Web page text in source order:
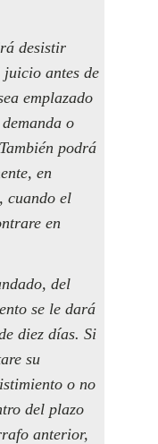
desistir
antes de
emplazado
o
podrá
en
cuando el
en
del
se le dará
diez días. Si
su
o no
del plazo
anterior,